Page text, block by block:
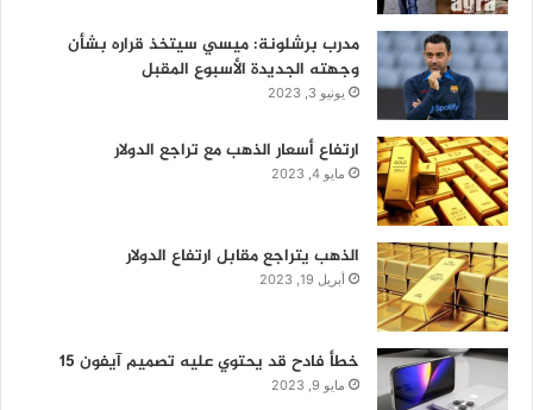
مدرب برشلونة: ميسي سيتخذ قراره بشأن
وجهته الجديدة الأسبوع المقبل
يونيو 3, 2023
ارتفاع أسعار الذهب مع تراجع الدولار
مايو 4, 2023
الذهب يتراجع مقابل ارتفاع الدولار
أبريل 19, 2023
خطأ فادح قد يحتوي عليه تصميم آيفون 15
مايو 9, 2023